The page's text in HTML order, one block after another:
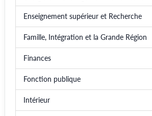
Enseignement supérieur et Recherche
Famille, Intégration et la Grande Région
Finances
Fonction publique
Intérieur